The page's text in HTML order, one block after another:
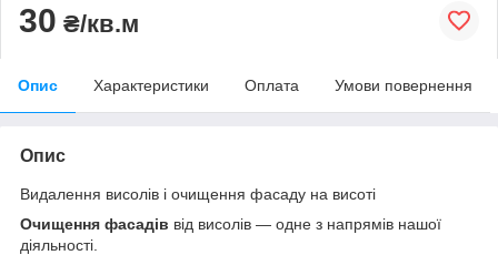
30 ₴/кв.м
Опис Характеристики Оплата Умови повернення
Опис
Видалення висолів і очищення фасаду на висоті
Очищення фасадів від висолів — одне з напрямів нашої
діяльності.